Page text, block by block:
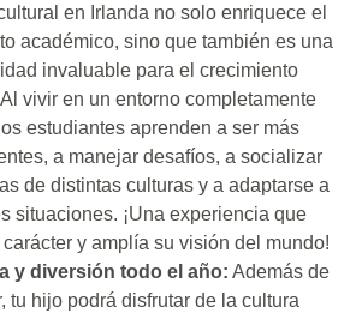
en Irlanda no solo enriquece el
académico, sino que también es una
invaluable para el crecimiento
vivir en un entorno completamente
estudiantes aprenden a ser más
a manejar desafíos, a socializar
de distintas culturas y a adaptarse a
situaciones. ¡Una experiencia que
y amplía su visión del mundo!
y diversión todo el año: Además de
tu hijo podrá disfrutar de la cultura